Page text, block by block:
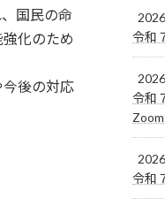
国民の命
化のため
後の対応
令和
令和
令和